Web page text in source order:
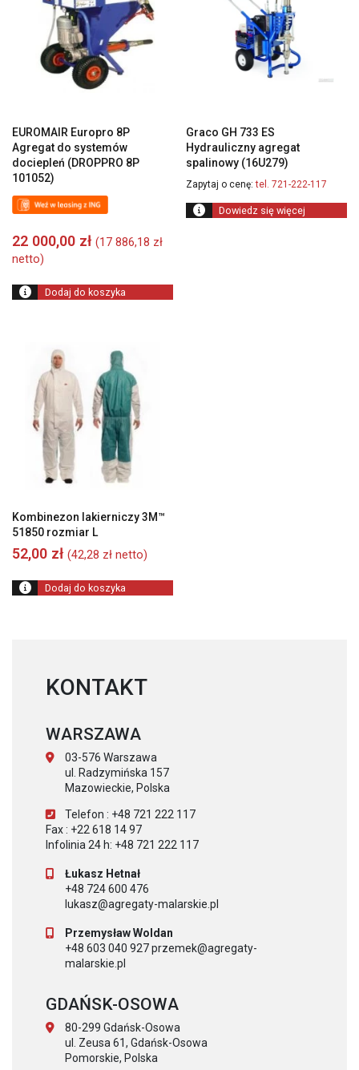
EUROMAIR Europro 8P
Agregat do systemów
dociepleń (DROPPRO 8P
101052)
22 000,00 zł (17 886,18 zł
netto)
Dodaj do koszyka
Graco GH 733 ES
Hydrauliczny agregat
spalinowy (16U279)
Zapytaj o cenę: tel. 721-222-117
Dowiedz się więcej
Kombinezon lakierniczy 3M™
51850 rozmiar L
52,00 zł (42,28 zł netto)
Dodaj do koszyka
KONTAKT
WARSZAWA
03-576 Warszawa
ul. Radzymińska 157
Mazowieckie, Polska
Telefon : +48 721 222 117
Fax : +22 618 14 97
Infolinia 24 h: +48 721 222 117
Łukasz Hetnał
+48 724 600 476
lukasz@agregaty-malarskie.pl
Przemysław Woldan
+48 603 040 927 przemek@agregaty-
malarskie.pl
GDAŃSK-OSOWA
80-299 Gdańsk-Osowa
ul. Zeusa 61, Gdańsk-Osowa
Pomorskie, Polska